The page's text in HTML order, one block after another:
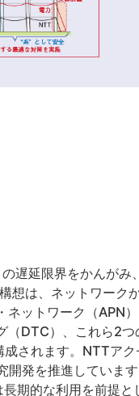
遅延限界をかんがみ、
は、ネットワーク
ネットワーク（APN
（DTC）、これら2つ
されます。NTTア
発を推進しています
期的な利用を前提と